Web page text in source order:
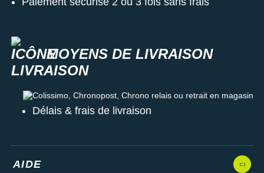
MOYENS DE LIVRAISON
Colissimo, Chronopost, Chrono relais ou retrait en magasin
Délais & frais de livraison
AIDE